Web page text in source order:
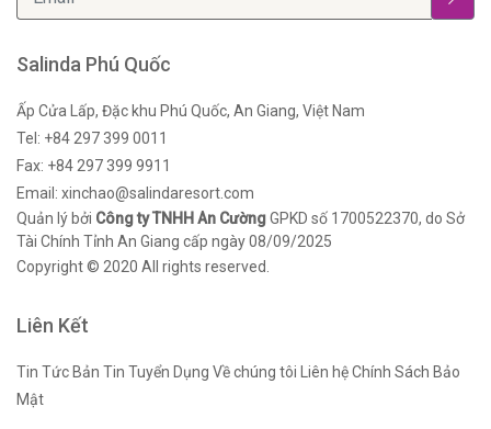
Salinda Phú Quốc
Ấp Cửa Lấp, Đặc khu Phú Quốc, An Giang, Việt Nam
Tel: +84 297 399 0011
Fax: +84 297 399 9911
Email: xinchao@salindaresort.com
Quản lý bởi Công ty TNHH An CườngGPKD số 1700522370, do Sở
Tài Chính Tỉnh An Giang cấp ngày 08/09/2025
Copyright © 2020 All rights reserved.
Liên Kết
Tin Tức Bản Tin Tuyển Dụng Về chúng tôi Liên hệChính Sách Bảo
Mật